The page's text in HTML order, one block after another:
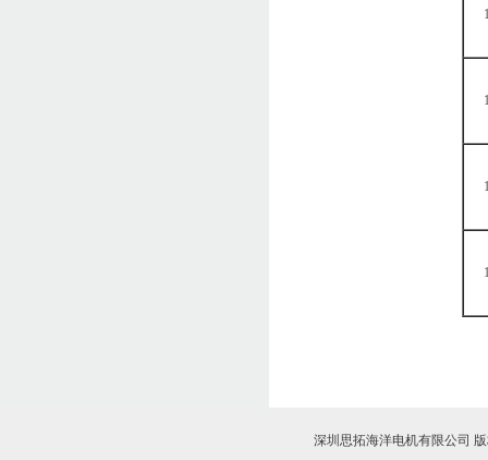
深圳思拓海洋电机有限公司